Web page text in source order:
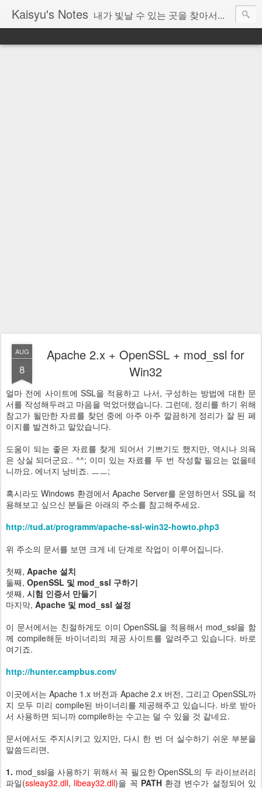
Kaisyu's Notes 내가 빛날 수 있는 곳을 찾아서...
AUG
8
Apache 2.x + OpenSSL + mod_ssl for
Win32
얼마 전에 사이트에 SSL을 적용하고 나서, 구성하는 방법에 대한 문
서를 작성해두려고 마음을 먹었더랬습니다. 그런데, 정리를 하기 위해
참고가 될만한 자료를 찾던 중에 아주 아주 깔끔하게 정리가 잘 된 페
이지를 발견하고 말았습니다.
도움이 되는 좋은 자료를 찾게 되어서 기쁘기도 했지만, 역시나 의욕
은 상실 되더군요.. ^^; 이미 있는 자료를 두 번 작성할 필요는 없을테
니까요. 에너지 낭비죠. ㅡㅡ;
혹시라도 Windows 환경에서 Apache Server를 운영하면서 SSL을 적
용해보고 싶으신 분들은 아래의 주소를 참고해주세요.
http://tud.at/programm/apache-ssl-win32-howto.php3
위 주소의 문서를 보면 크게 네 단계로 작업이 이루어집니다.
첫째, Apache 설치
둘째, OpenSSL 및 mod_ssl 구하기
셋째, 시험 인증서 만들기
마지막, Apache 및 mod_ssl 설정
이 문서에서는 친절하게도 이미 OpenSSL을 적용해서 mod_ssl을 함
께 compile해둔 바이너리의 제공 사이트를 알려주고 있습니다. 바로
여기죠.
http://hunter.campbus.com/
이곳에서는 Apache 1.x 버전과 Apache 2.x 버전, 그리고 OpenSSL까
지 모두 미리 compile된 바이너리를 제공해주고 있습니다. 바로 받아
서 사용하면 되니까 compile하는 수고는 덜 수 있을 것 같네요.
문서에서도 주지시키고 있지만, 다시 한 번 더 실수하기 쉬운 부분을
말씀드리면,
1. mod_ssl을 사용하기 위해서 꼭 필요한 OpenSSL의 두 라이브러리
파일(ssleay32.dll, libeay32.dll)을 꼭 PATH환경 변수가 설정되어 있